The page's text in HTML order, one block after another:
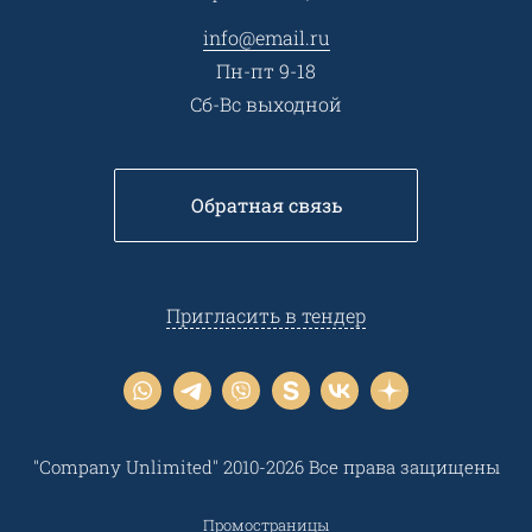
info@email.ru
Пн-пт 9-18
Сб-Вс выходной
Обратная связь
Пригласить в тендер
"Company Unlimited" 2010-2026 Все права защищены
Промостраницы